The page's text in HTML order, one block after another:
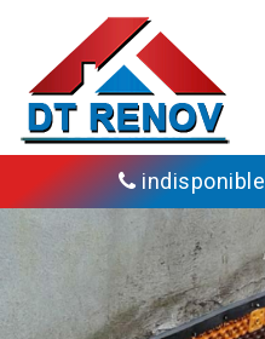
indisponible